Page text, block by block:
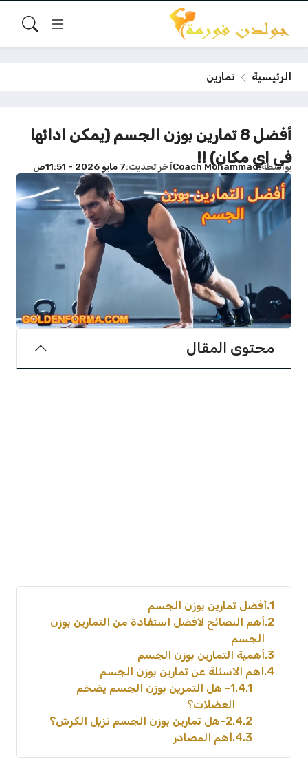
الرئيسية تمارين
أفضل 8 تمارين بوزن الجسم (يمكن ادائها
في اي مكان) !!
بواسطة Coach Mohammadآخر تحديث 7 مايو 2026 - 11:51ص
محتوى المقال
1 أفضل تمارين بوزن الجسم
2 أهم النصائح لافضل استفادة من التمارين بوزن
الجسم
3 أهمية التمارين بوزن الجسم
4 اهم الاسئلة عن تمارين بوزن الجسم
4.1
1- هل التمرين بوزن الجسم يضخم
العضلات؟
4.2 2-هل تمارين بوزن الجسم تزيل الكرش؟
4.3 أهم المصادر